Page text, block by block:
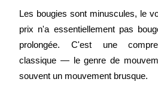
Launchpool
Staking flexible pour gagner des
Les bougies sont minuscules, le
prix n'a essentiellement pas
prolongée. C'est une
classique — le genre de
souvent un mouvement brusque.